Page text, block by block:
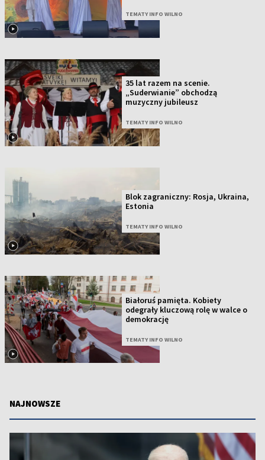
TEMATY INFO WILNO
35 lat razem na scenie.
„Suderwianie” obchodzą
muzyczny jubileusz
TEMATY INFO WILNO
Blok zagraniczny: Rosja, Ukraina,
Estonia
TEMATY INFO WILNO
Białoruś pamięta. Kobiety
odegrały kluczową rolę w walce o
demokrację
TEMATY INFO WILNO
NAJNOWSZE